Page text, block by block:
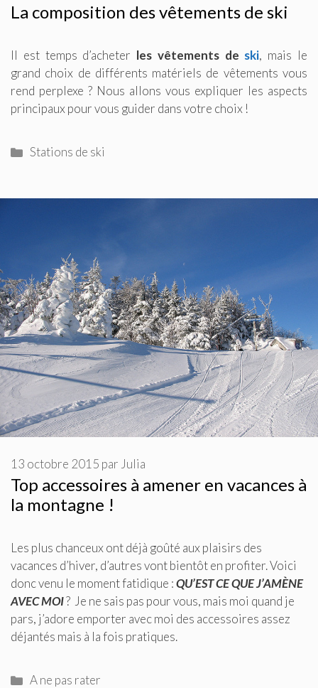
La composition des vêtements de ski
Il est temps d’acheter les vêtements de ski, mais le
grand choix de différents matériels de vêtements vous
rend perplexe ? Nous allons vous expliquer les aspects
principaux pour vous guider dans votre choix !
Catégories
Stations de ski
Top accessoires à amener en vacances à
la montagne !
13 octobre 2015 par Julia
Les plus chanceux ont déjà goûté aux plaisirs des
vacances d’hiver, d’autres vont bientôt en profiter. Voici
donc venu le moment fatidique :QU’EST CE QUE J’AMÈNE
AVEC MOI? Je ne sais pas pour vous, mais moi quand je
pars, j’adore emporter avec moi des accessoires assez
déjantés mais à la fois pratiques.
Catégories
A ne pas rater